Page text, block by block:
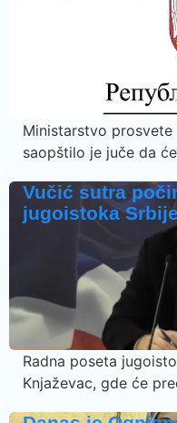
Ministarstvo prosvete
saopštilo je juče da
Vučić sutra
jugoistoka
Radna poseta
Knjaževac, gde će